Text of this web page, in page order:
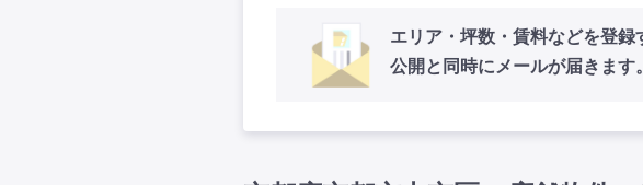
エリア・坪数・賃料などを登録
公開と同時にメールが届きます。